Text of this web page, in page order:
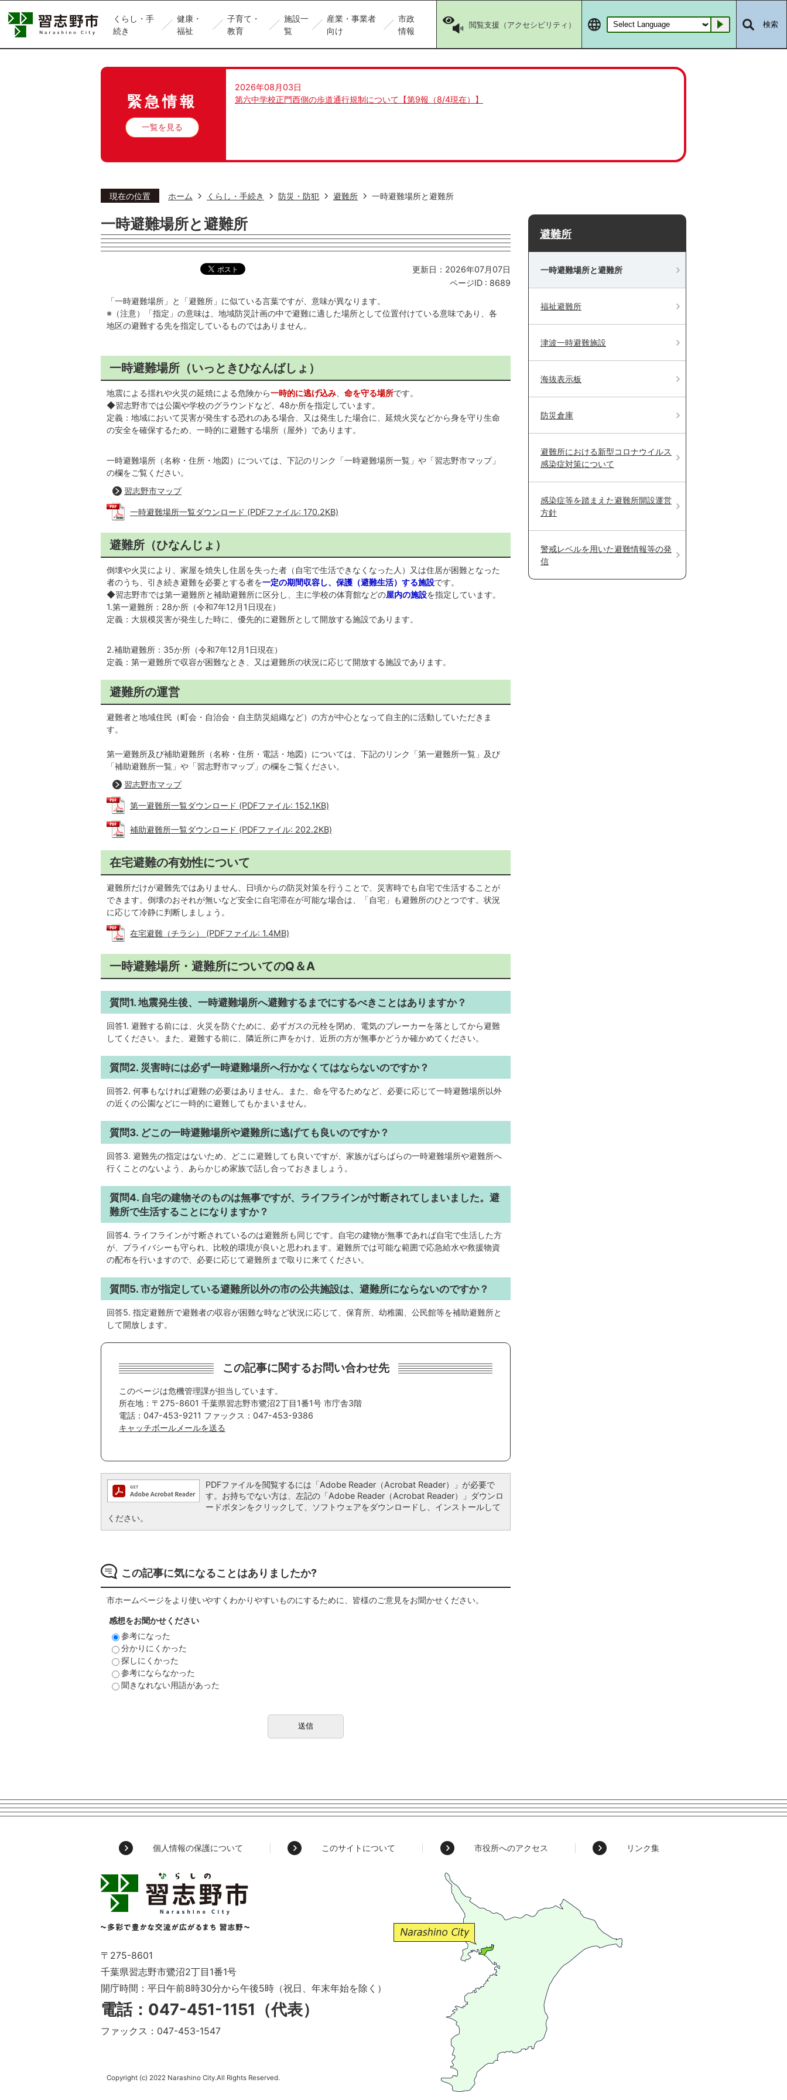
くらし・手
続き
健康・
福祉
子育て・
教育
施設一
覧
産業・事業者
向け
市政
情報
閲覧支援（アクセシビリティ） Go 検索
緊急情報
一覧を見る
2026年08月03日
第六中学校正門西側の歩道通行規制について【第9報（8/4現在）】
現在の位置 ホーム くらし・手続き 防災・防犯 避難所 一時避難場所と避難所
一時避難場所と避難所
更新日：2026年07月07日
ページID : 8689
「一時避難場所」と「避難所」に似ている言葉ですが、意味が異なります。
※（注意）「指定」の意味は、地域防災計画の中で避難に適した場所として位置付けている意味であり、各
地区の避難する先を指定しているものではありません。
一時避難場所（いっときひなんばしょ）
地震による揺れや火災の延焼による危険から一時的に逃げ込み 命を守る場所です。
◆習志野市では公園や学校のグラウンドなど、48か所を指定しています。
定義：地域において災害が発生する恐れのある場合、又は発生した場合に、延焼火災などから身を守り生命
の安全を確保するため、一時的に避難する場所（屋外）であります。
一時避難場所（名称・住所・地図）については、下記のリンク「一時避難場所一覧」や「習志野市マップ」
の欄をご覧ください。
習志野市マップ
一時避難場所一覧ダウンロード (PDFファイル: 170.2KB)
避難所（ひなんじょ）
倒壊や火災により、家屋を焼失し住居を失った者（自宅で生活できなくなった人）又は住居が困難となった
者のうち、引き続き避難を必要とする者を一定の期間収容し、保護（避難生活）する施設です。
◆習志野市では第一避難所と補助避難所に区分し、主に学校の体育館などの屋内の施設を指定しています。
1.第一避難所：28か所（令和7年12月1日現在）
定義：大規模災害が発生した時に、優先的に避難所として開放する施設であります。
2.補助避難所：35か所（令和7年12月1日現在）
定義：第一避難所で収容が困難なとき、又は避難所の状況に応じて開放する施設であります。
避難所の運営
避難者と地域住民（町会・自治会・自主防災組織など）の方が中心となって自主的に活動していただきま
す。
第一避難所及び補助避難所（名称・住所・電話・地図）については、下記のリンク「第一避難所一覧」及び
「補助避難所一覧」や「習志野市マップ」の欄をご覧ください。
習志野市マップ
第一避難所一覧ダウンロード (PDFファイル: 152.1KB)
補助避難所一覧ダウンロード (PDFファイル: 202.2KB)
在宅避難の有効性について
避難所だけが避難先ではありません、日頃からの防災対策を行うことで、災害時でも自宅で生活することが
できます。倒壊のおそれが無いなど安全に自宅滞在が可能な場合は、「自宅」も避難所のひとつです。状況
に応じて冷静に判断しましょう。
在宅避難（チラシ） (PDFファイル: 1.4MB)
一時避難場所・避難所についてのQ＆A
質問1. 地震発生後、一時避難場所へ避難するまでにするべきことはありますか？
回答1. 避難する前には、火災を防ぐために、必ずガスの元栓を閉め、電気のブレーカーを落としてから避難
してください。また、避難する前に、隣近所に声をかけ、近所の方が無事かどうか確かめてください。
質問2. 災害時には必ず一時避難場所へ行かなくてはならないのですか？
回答2. 何事もなければ避難の必要はありません。また、命を守るためなど、必要に応じて一時避難場所以外
の近くの公園などに一時的に避難してもかまいません。
質問3. どこの一時避難場所や避難所に逃げても良いのですか？
回答3. 避難先の指定はないため、どこに避難しても良いですが、家族がばらばらの一時避難場所や避難所へ
行くことのないよう、あらかじめ家族で話し合っておきましょう。
質問4. 自宅の建物そのものは無事ですが、ライフラインが寸断されてしまいました。避
難所で生活することになりますか？
回答4. ライフラインが寸断されているのは避難所も同じです。自宅の建物が無事であれば自宅で生活した方
が、プライバシーも守られ、比較的環境が良いと思われます。避難所では可能な範囲で応急給水や救援物資
の配布を行いますので、必要に応じて避難所まで取りに来てください。
質問5. 市が指定している避難所以外の市の公共施設は、避難所にならないのですか？
回答5. 指定避難所で避難者の収容が困難な時など状況に応じて、保育所、幼稚園、公民館等を補助避難所と
して開放します。
この記事に関するお問い合わせ先
このページは危機管理課が担当しています。
所在地：〒275-8601 千葉県習志野市鷺沼2丁目1番1号 市庁舎3階
電話：047-453-9211 ファックス：047-453-9386
キャッチボールメールを送る
PDFファイルを閲覧するには「Adobe Reader（Acrobat Reader）」が必要で
す。お持ちでない方は、左記の「Adobe Reader（Acrobat Reader）」ダウンロ
ードボタンをクリックして、ソフトウェアをダウンロードし、インストールして
ください。
この記事に気になることはありましたか?
市ホームページをより使いやすくわかりやすいものにするために、皆様のご意見をお聞かせください。
感想をお聞かせください
参考になった
分かりにくかった
探しにくかった
参考にならなかった
聞きなれない用語があった
避難所
一時避難場所と避難所
福祉避難所
津波一時避難施設
海抜表示板
防災倉庫
避難所における新型コロナウイルス
感染症対策について
感染症等を踏まえた避難所開設運営
方針
警戒レベルを用いた避難情報等の発
信
個人情報の保護について このサイトについて 市役所へのアクセス リンク集
習
志
Narashino
～
多
彩
で
豊
か
な
交
広
〒275-8601
千葉県習志野市鷺沼2丁目1番1号
開庁時間：平日午前8時30分から午後5時（祝日、年末年始を除く）
電話：047-451-1151（代表）
ファックス：047-453-1547
Copyright (c) 2022 Narashino City.All Rights Reserved.